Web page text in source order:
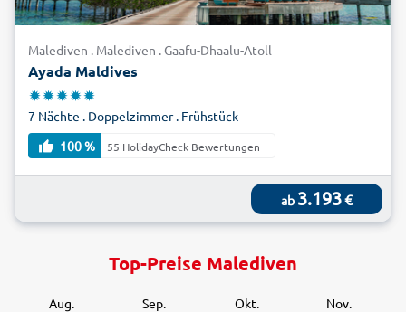
Malediven . Malediven . Gaafu-Dhaalu-Atoll
Ayada Maldives
7 Nächte . Doppelzimmer . Frühstück
100 %
55 HolidayCheck Bewertungen
ab 3.193€
Top-Preise Malediven
Aug. Sep. Okt. Nov.